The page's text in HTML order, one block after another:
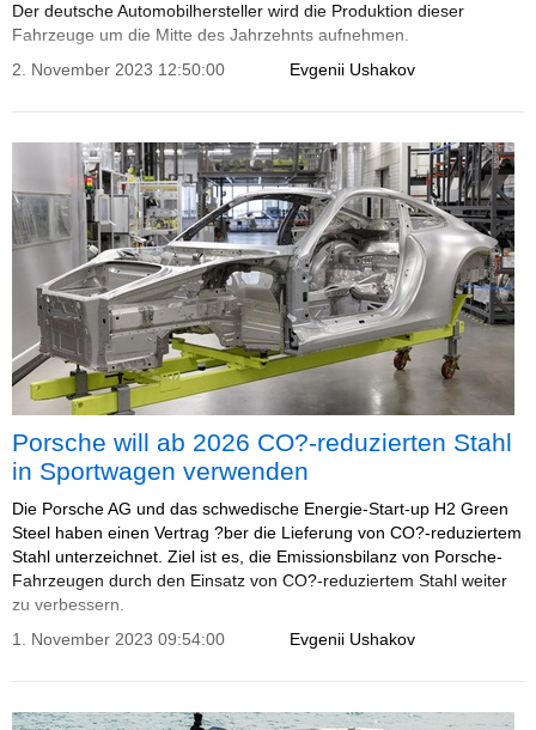
Der deutsche Automobilhersteller wird die Produktion dieser
Fahrzeuge um die Mitte des Jahrzehnts aufnehmen.
Evgenii Ushakov
2. November 2023 12:50:00
Porsche will ab 2026 CO?-reduzierten Stahl
in Sportwagen verwenden
Die Porsche AG und das schwedische Energie-Start-up H2 Green
Steel haben einen Vertrag ?ber die Lieferung von CO?-reduziertem
Stahl unterzeichnet. Ziel ist es, die Emissionsbilanz von Porsche-
Fahrzeugen durch den Einsatz von CO?-reduziertem Stahl weiter
zu verbessern.
Evgenii Ushakov
1. November 2023 09:54:00